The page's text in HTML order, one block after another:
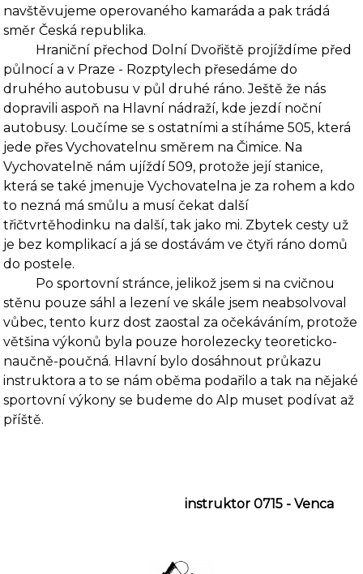
navštěvujeme operovaného kamaráda a pak trádá
směr Česká re­publika.
Hraniční přechod Dolní Dvořiště projíždíme před
půlnocí a v Praze - Rozptylech přese­dáme do
druhého autobusu v půl druhé ráno. Ještě že nás
dopravili aspoň na Hlavní nádraží, kde jezdí noční
autobusy. Loučíme se s ostatními a stíháme 505, která
jede přes Vychovatelnu směrem na Čimice. Na
Vychovatelně nám ujíždí 509, protože její stanice,
která se také jme­nuje Vychovatelna je za rohem a kdo
to nezná má smůlu a musí čekat další
třičtvrtěhodinku na další, tak jako mi. Zbytek cesty už
je bez komplikací a já se dostávám ve čtyři ráno domů
do postele.
Po sportovní stránce, jelikož jsem si na cvičnou
stěnu pouze sáhl a lezení ve skále jsem neabsolvoval
vůbec, tento kurz dost zaostal za očekáváním, protože
většina výkonů byla pouze horolezecky teoreticko-
naučně-poučná. Hlavní bylo dosáhnout průkazu
instruktora a to se nám oběma podařilo a tak na nějaké
sportovní výkony se budeme do Alp muset podívat až
příště.
instruktor 0715 -Venca